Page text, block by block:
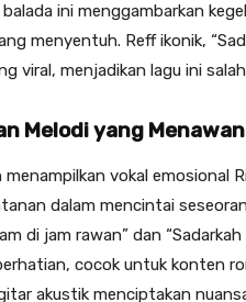
ini menggambarkan
menyentuh. Reff ikonik,
viral, menjadikan lagu ini
Melodi yang Menawan
menampilkan vokal emosional
dalam mencintai
di jam rawan” dan
cocok untuk konten
akustik menciptakan